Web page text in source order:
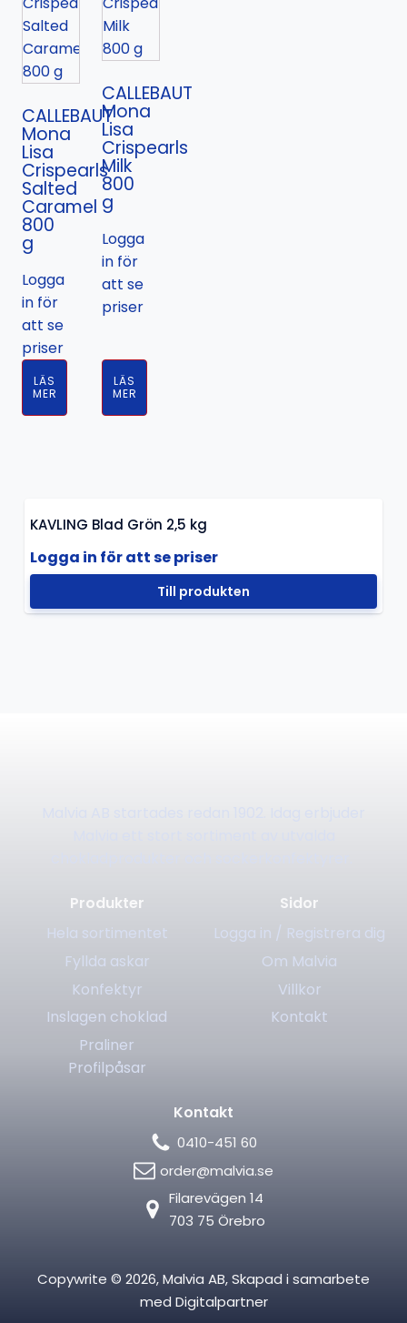
CALLEBAUT
Mona
Lisa
Crispearls
Salted
Caramel
800
g
Logga
in för
att se
priser
LÄS
MER
CALLEBAUT
Mona
Lisa
Crispearls
Milk
800
g
Logga
in för
att se
priser
LÄS
MER
KAVLING Blad Grön 2,5 kg
Logga in för att se priser
Till produkten
Produkter
Hela sortimentet
Fyllda askar
Konfektyr
Inslagen choklad
Praliner
Profilpåsar
Sidor
Logga in / Registrera dig
Om Malvia
Villkor
Kontakt
Kontakt
0410-451 60
order@malvia.se
Filarevägen 14
703 75 Örebro
Copywrite © 2026, Malvia AB, Skapad i samarbete
medDigitalpartner